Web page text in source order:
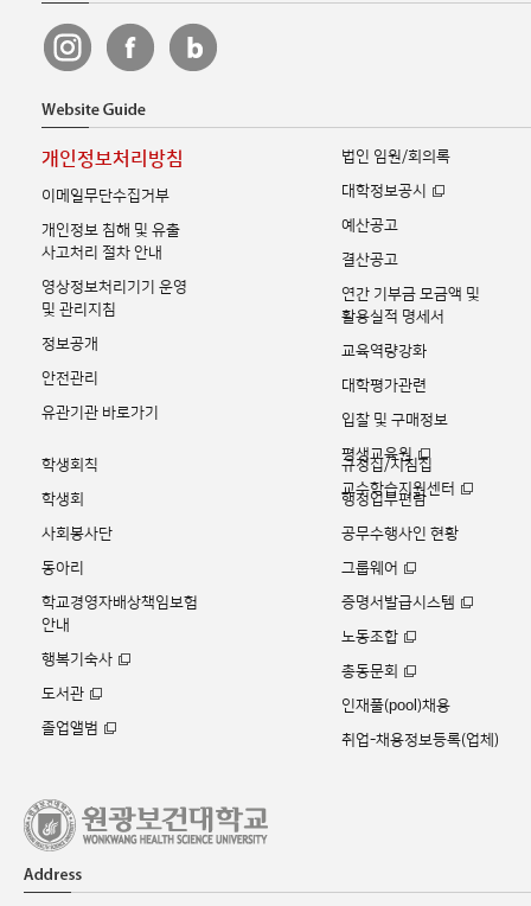
개인정보처리방침
이메일무단수집거부
개인정보 침해 및 유출
사고처리 절차 안내
영상정보처리기기 운영
및 관리지침
정보공개
안전관리
유관기관 바로가기
법인 임원/회의록
대학정보공시
예산공고
결산공고
연간 기부금 모금액 및
활용실적 명세서
교육역량강화
대학평가관련
입찰 및 구매정보
평생교육원
교수학습지원센터
학생회칙
학생회
사회봉사단
동아리
학교경영자배상책임보험
안내
행복기숙사
도서관
졸업앨범
규정집/지침집
행정업무편람
공무수행사인 현황
그룹웨어
증명서발급시스템
노동조합
총동문회
인재풀(pool)채용
취업-채용정보등록(업체)